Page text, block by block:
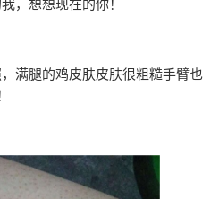
，想想现在的你！
满腿的鸡皮肤皮肤很粗糙手臂也